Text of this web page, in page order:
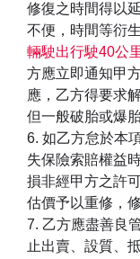
修復之時間得以
不便，時間等衍
輛駛出行駛40公
方應立即通知甲
應，乙方得要求
但一般破胎或爆
6. 如乙方怠於本
失保險索賠權益
損非經甲方之許
估價予以重修，
7. 乙方應盡善良
止出賣、設質、